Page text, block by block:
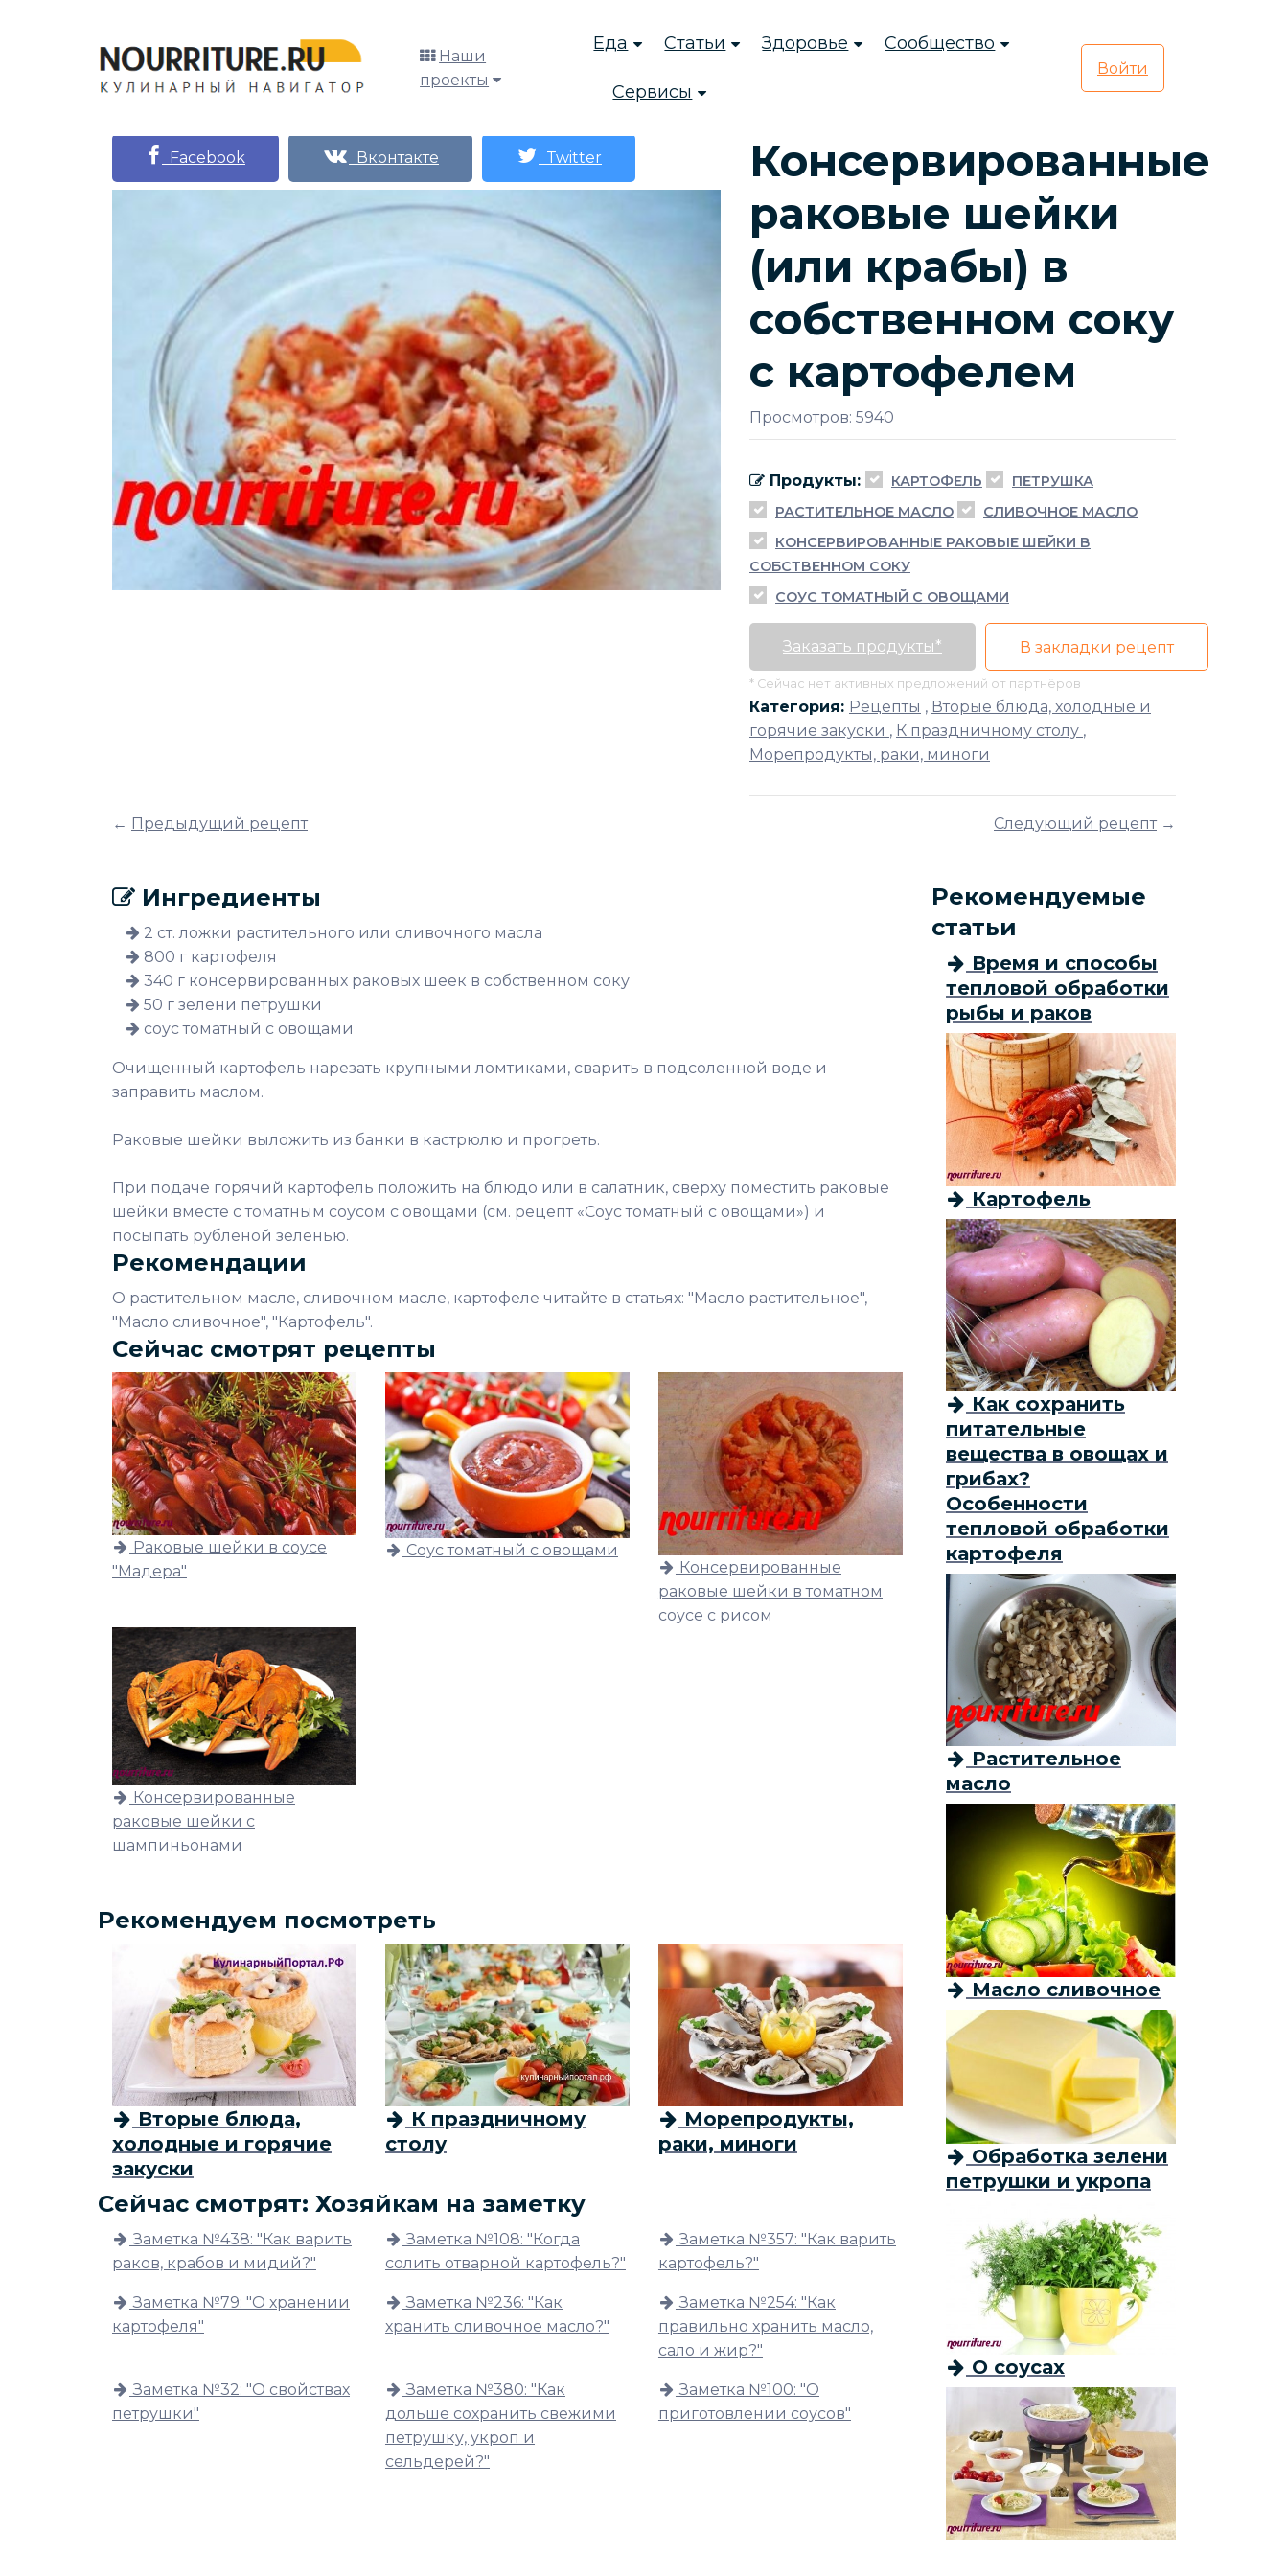
Наши
проекты
Еда Статьи Здоровье Сообщество
Сервисы
Войти
Facebook Вконтакте Twitter
Консервированные
раковые шейки
(или крабы) в
собственном соку
с картофелем
Просмотров: 5940
Продукты: КАРТОФЕЛЬ
ПЕТРУШКА
РАСТИТЕЛЬНОЕ МАСЛО
СЛИВОЧНОЕ МАСЛО
КОНСЕРВИРОВАННЫЕ РАКОВЫЕ ШЕЙКИ В
СОБСТВЕННОМ СОКУ
СОУС ТОМАТНЫЙ С ОВОЩАМИ
Заказать продукты* В закладки рецепт
* Сейчас нет активных предложений от партнёров
Категория: Рецепты , Вторые блюда, холодные и
горячие закуски , К праздничному столу ,
Морепродукты, раки, миноги
← Предыдущий рецепт Следующий рецепт→
Ингредиенты
2 ст. ложки растительного или сливочного масла
800 г картофеля
340 г консервированных раковых шеек в собственном соку
50 г зелени петрушки
соус томатный с овощами
Очищенный картофель нарезать крупными ломтиками, сварить в подсоленной воде и
заправить маслом.
Раковые шейки выложить из банки в кастрюлю и прогреть.
При подаче горячий картофель положить на блюдо или в салатник, сверху поместить раковые
шейки вместе с томатным соусом с овощами (см. рецепт «Соус томатный с овощами») и
посыпать рубленой зеленью.
Рекомендации
О растительном масле, сливочном масле, картофеле читайте в статьях: "Масло растительное",
"Масло сливочное", "Картофель".
Сейчас смотрят рецепты
Раковые шейки в соусе
"Мадера"
Соус томатный с овощами
Консервированные
раковые шейки в томатном
соусе с рисом
Консервированные
раковые шейки с
шампиньонами
Рекомендуем посмотреть
Вторые блюда,
холодные и горячие
закуски
К праздничному
столу
Морепродукты,
раки, миноги
Сейчас смотрят: Хозяйкам на заметку
Заметка №438: "Как варить
раков, крабов и мидий?"
Заметка №108: "Когда
солить отварной картофель?"
Заметка №357: "Как варить
картофель?"
Заметка №79: "О хранении
картофеля"
Заметка №236: "Как
хранить сливочное масло?"
Заметка №254: "Как
правильно хранить масло,
сало и жир?"
Заметка №32: "О свойствах
петрушки"
Заметка №380: "Как
дольше сохранить свежими
петрушку, укроп и
сельдерей?"
Заметка №100: "О
приготовлении соусов"
Рекомендуемые
статьи
Время и способы
тепловой обработки
рыбы и раков
Картофель
Как сохранить
питательные
вещества в овощах и
грибах?
Особенности
тепловой обработки
картофеля
Растительное
масло
Масло сливочное
Обработка зелени
петрушки и укропа
О соусах